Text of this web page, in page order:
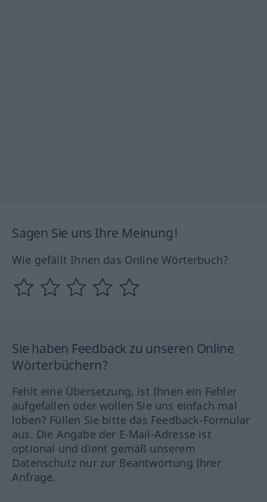
Sagen Sie uns Ihre Meinung!
Wie gefällt Ihnen das Online Wörterbuch?
Sie haben Feedback zu unseren Online
Wörterbüchern?
Fehlt eine Übersetzung, ist Ihnen ein Fehler
aufgefallen oder wollen Sie uns einfach mal
loben? Füllen Sie bitte das Feedback-Formular
aus. Die Angabe der E-Mail-Adresse ist
optional und dient gemäß unserem
Datenschutz nur zur Beantwortung Ihrer
Anfrage.